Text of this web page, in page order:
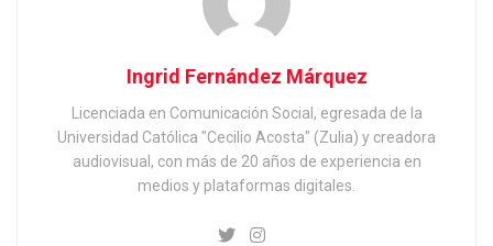
Ingrid Fernández Márquez
Licenciada en Comunicación Social, egresada de la
Universidad Católica "Cecilio Acosta" (Zulia) y creadora
audiovisual, con más de 20 años de experiencia en
medios y plataformas digitales.